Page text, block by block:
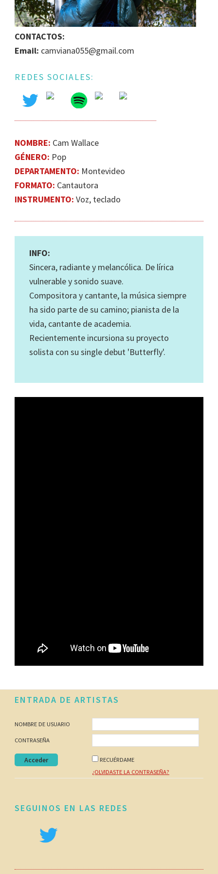
IGUALDAD
DE
GÉNERO
EN
ESCENA
URUGUAYA
CONTACTOS:
Email: camviana055@gmail.com
REDES SOCIALES:
NOMBRE: Cam Wallace
GÉNERO: Pop
DEPARTAMENTO: Montevideo
FORMATO: Cantautora
INSTRUMENTO: Voz, teclado
INFO:
Sincera, radiante y melancólica. De lírica
vulnerable y sonido suave.
Compositora y cantante, la música siempre
ha sido parte de su camino; pianista de la
vida, cantante de academia.
Recientemente incursiona su proyecto
solista con su single debut 'Butterfly'.
Footer
ENTRADA DE ARTISTAS
NOMBRE DE USUARIO
CONTRASEÑA
RECUÉRDAME
¿OLVIDASTE LA CONTRASEÑA?
SEGUINOS EN LAS REDES